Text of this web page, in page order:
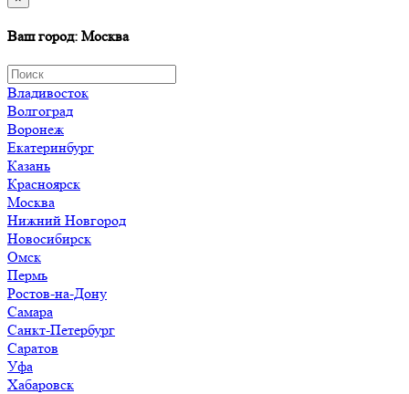
Ваш город: Москва
Владивосток
Волгоград
Воронеж
Екатеринбург
Казань
Красноярск
Москва
Нижний Новгород
Новосибирск
Омск
Пермь
Ростов-на-Дону
Самара
Санкт-Петербург
Саратов
Уфа
Хабаровск